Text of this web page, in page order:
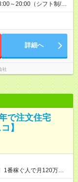
～20:00（シフト制/実
週4も有り） ※配達状況に
により多少の前後あり
詳細へ
社
で注文住宅
】
1番稼ぐ人で月120万ほ